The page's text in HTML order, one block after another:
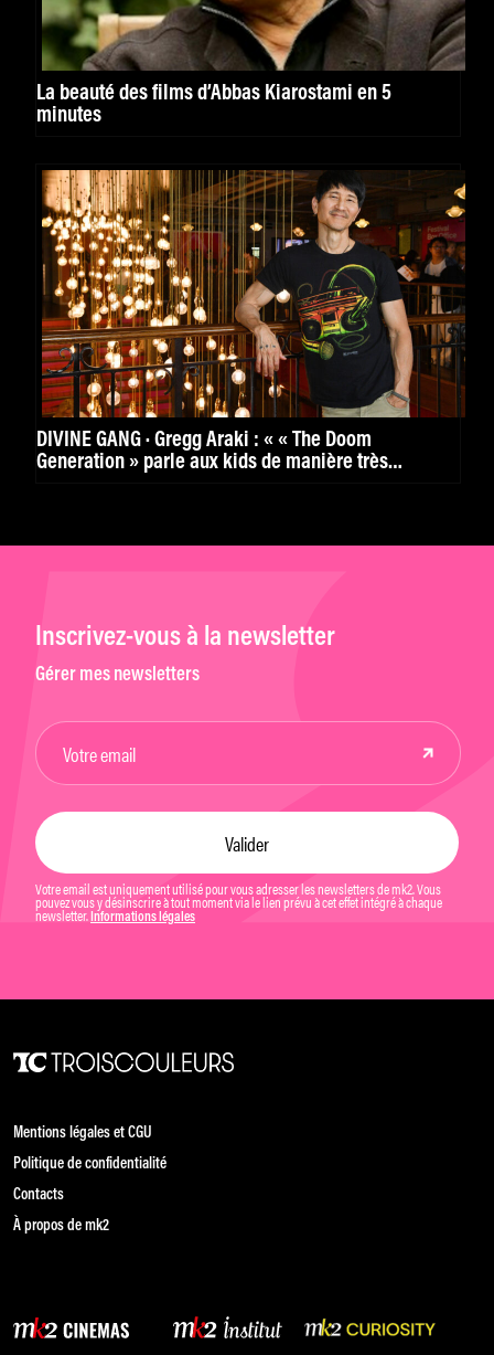
La beauté des films d’Abbas Kiarostami en 5
minutes
DIVINE GANG · Gregg Araki : « « The Doom
Generation » parle aux kids de manière très
Inscrivez-vous à la newsletter
Gérer mes newsletters
Votre email est uniquement utilisé pour vous adresser les newsletters de mk2. Vous
pouvez vous y désinscrire à tout moment via le lien prévu à cet effet intégré à chaque
newsletter. Informations légales
Mentions légales et CGU
Politique de confidentialité
Contacts
À propos de mk2